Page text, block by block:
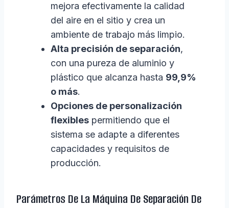
mejora efectivamente la calidad
del aire en el sitio y crea un
ambiente de trabajo más limpio.
Alta precisión de separación,
con una pureza de aluminio y
plástico que alcanza hasta 99,9%
o más.
Opciones de personalización
flexiblespermitiendo que el
sistema se adapte a diferentes
capacidades y requisitos de
producción.
Parámetros De La Máquina De Separación De